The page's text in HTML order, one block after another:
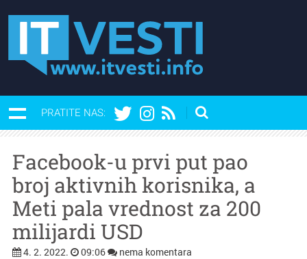
PRATITE NAS:
Facebook-u prvi put pao
broj aktivnih korisnika, a
Meti pala vrednost za 200
milijardi USD
4. 2. 2022. 09:06 nema komentara